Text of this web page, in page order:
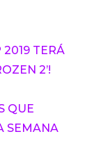
2019 TERÁ
2’!
QUE
SEMANA